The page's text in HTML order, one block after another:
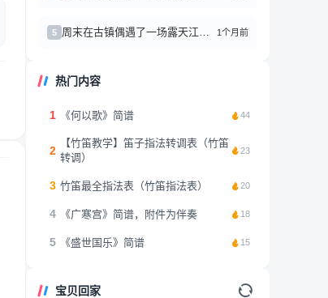
5 周末在古镇偶遇了一场露天江南丝竹演奏，彻底被笛子声迷住了。 1个月前
热门内容
1 《何以歌》简谱 44
2
【竹笛教学】笛子指法转调表（竹笛
转调）
23
3 竹笛最全指法表（竹笛指法表） 20
4 《广寒宫》简谱，附件为伴奏 18
5 《盛世国乐》简谱 15
宝贝回家